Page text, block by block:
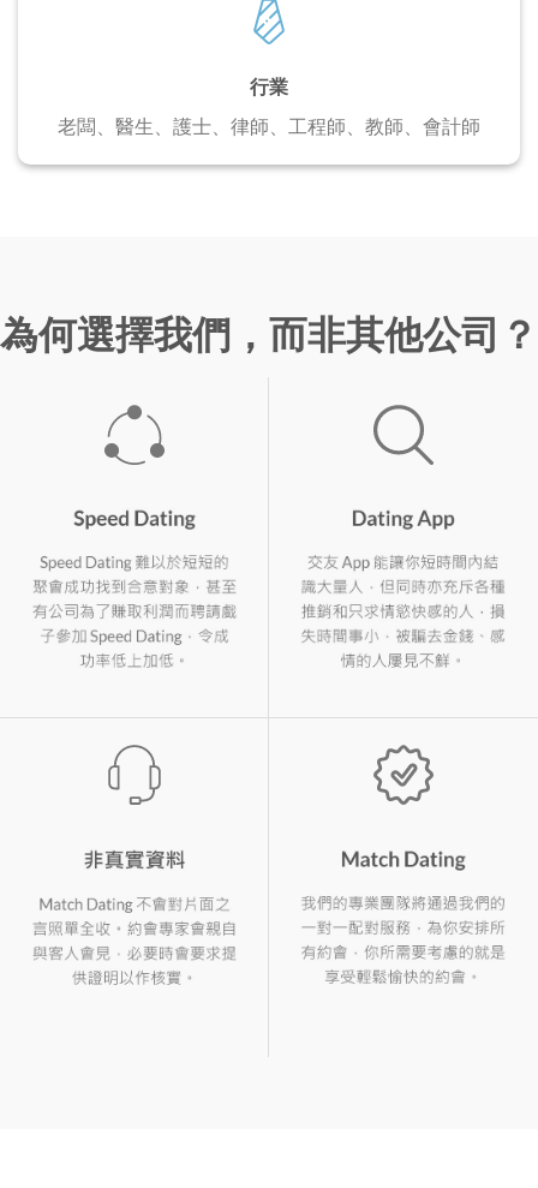
行業
老闆、醫生、護士、 律師、工程師、教師、會計師
為何選擇我們，而非其他公司？